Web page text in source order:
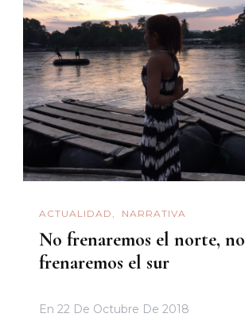
ACTUALIDAD NARRATIVA
No frenaremos el norte, no
frenaremos el sur
En 22 De Octubre De 2018